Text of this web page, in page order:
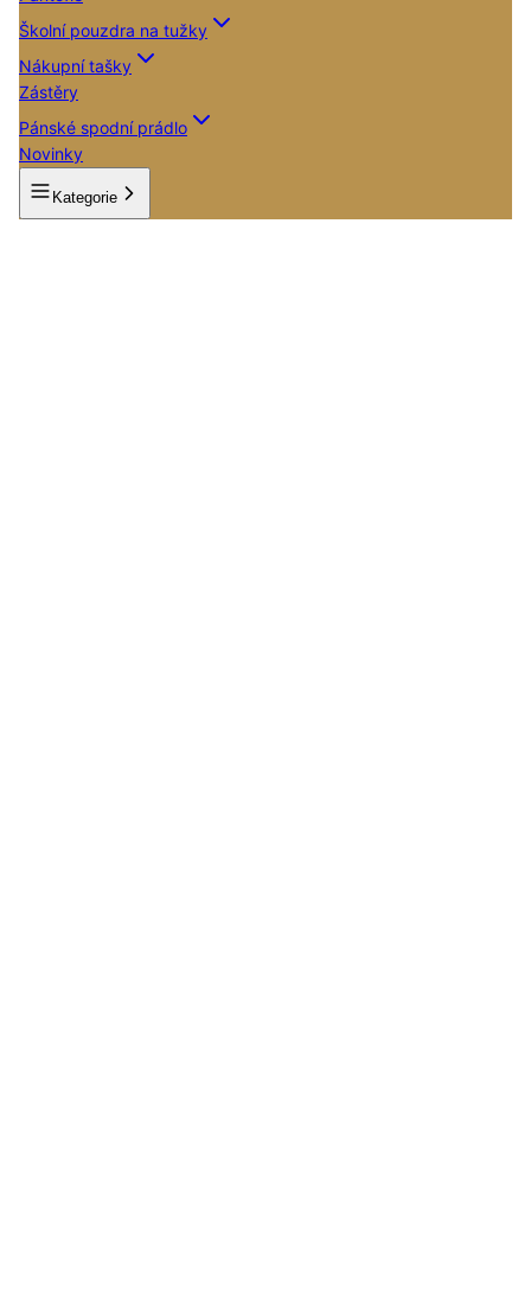
Školní pouzdra na tužky
Nákupní tašky
Zástěry
Pánské spodní prádlo
Novinky
Kategorie